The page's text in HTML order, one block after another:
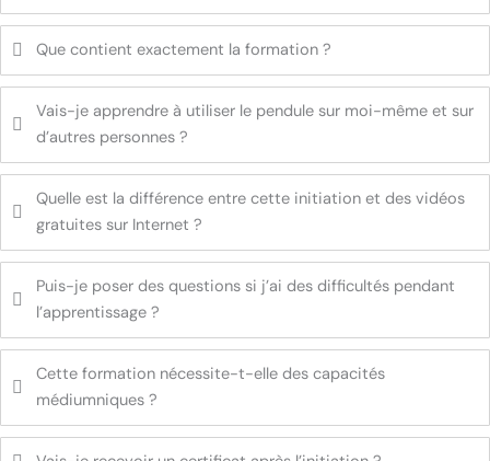
Que contient exactement la formation ?
Vais-je apprendre à utiliser le pendule sur moi-même et sur
d’autres personnes ?
Quelle est la différence entre cette initiation et des vidéos
gratuites sur Internet ?
Puis-je poser des questions si j’ai des difficultés pendant
l’apprentissage ?
Cette formation nécessite-t-elle des capacités
médiumniques ?